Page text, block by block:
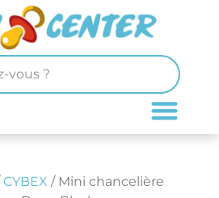
CYBEX / Mini chancelière